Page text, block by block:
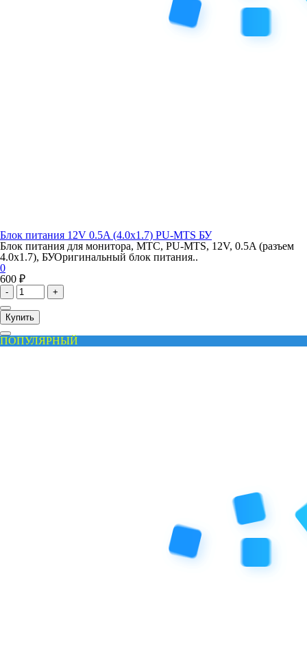
Блок питания 12V 0.5A (4.0x1.7) PU-MTS БУ
Блок питания для монитора, МТС, PU-MTS, 12V, 0.5A (разъем
4.0x1.7), БУОригинальный блок питания..
0
600 ₽
- +
Купить
ПОПУЛЯРНЫЙ